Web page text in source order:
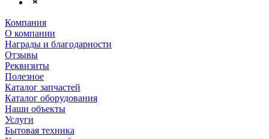
Компания
О компании
Награды и благодарности
Отзывы
Реквизиты
Полезное
Каталог запчастей
Каталог оборудования
Наши объекты
Услуги
Бытовая техника